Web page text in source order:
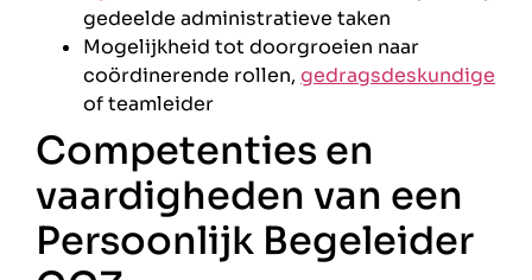
gedeelde administratieve taken
Mogelijkheid tot doorgroeien naar
coördinerende rollen, gedragsdeskundige
of teamleider
Competenties en
vaardigheden van een
Persoonlijk Begeleider